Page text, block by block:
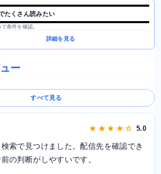
たくさん読みたい
条件を確認。
詳細を見る
ー
すべて見る
★ ★ ★ ★ ☆ 5.0
索で見つけました。配信先を確認でき
の判断がしやすいです。